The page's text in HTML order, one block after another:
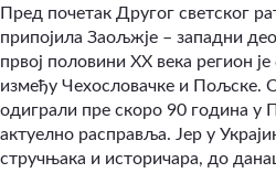
Пред почетак Другог светског
припојила Заољжје – западни
првој половини ХХ века регион
између Чехословачке и Пољске.
одиграли пре скоро 90 година у
актуелно расправља. Јер у
стручњака и историчара, до